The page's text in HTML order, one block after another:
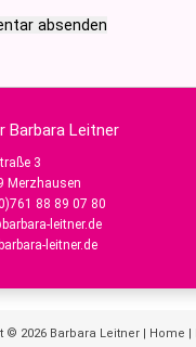
absenden
Barbara Leitner
3
Merzhausen
88 89 07 80
leitner.de
leitner.de
© 2026 Barbara Leitner Home